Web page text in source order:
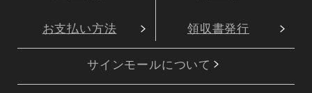
お支払い方法 領収書発行
サインモールについて